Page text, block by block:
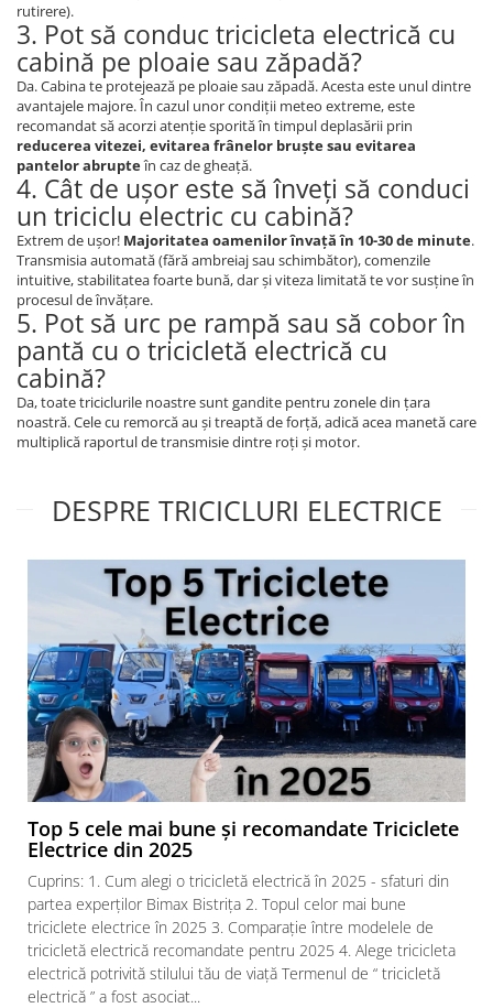
rutirere).
3. Pot să conduc tricicleta electrică cu
cabină pe ploaie sau zăpadă?
Da. Cabina te protejează pe ploaie sau zăpadă. Acesta este unul dintre
avantajele majore. În cazul unor condiții meteo extreme, este
recomandat să acorzi atenție sporită în timpul deplasării prin
reducerea vitezei, evitarea frânelor bruște sau evitarea
pantelor abrupteîn caz de gheață.
4. Cât de ușor este să înveți să conduci
un triciclu electric cu cabină?
Extrem de ușor! Majoritatea oamenilor învață în 10-30 de minute.
Transmisia automată (fără ambreiaj sau schimbător), comenzile
intuitive, stabilitatea foarte bună, dar și viteza limitată te vor susține în
procesul de învățare.
5. Pot să urc pe rampă sau să cobor în
pantă cu o tricicletă electrică cu
cabină?
Da, toate triciclurile noastre sunt gandite pentru zonele din țara
noastră. Cele cu remorcă au și treaptă de forță, adică acea manetă care
multiplică raportul de transmisie dintre roți și motor.
DESPRE TRICICLURI ELECTRICE
Top 5 cele mai bune și recomandate Triciclete
Electrice din 2025
Cuprins: 1. Cum alegi o tricicletă electrică în 2025 - sfaturi din
partea experților Bimax Bistrița 2. Topul celor mai bune
triciclete electrice în 2025 3. Comparație între modelele de
tricicletă electrică recomandate pentru 2025 4. Alege tricicleta
electrică potrivită stilului tău de viață Termenul de “ tricicletă
electrică ” a fost asociat...